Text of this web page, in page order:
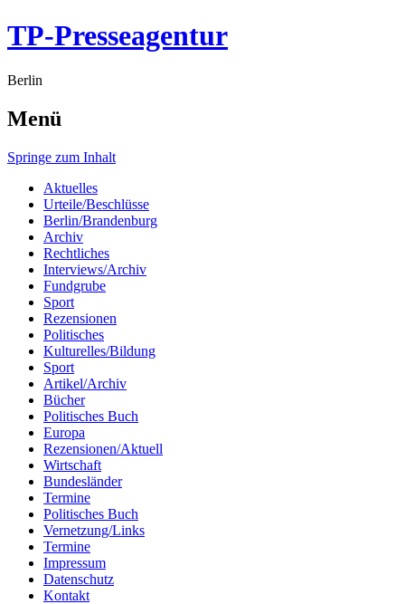
TP-Presseagentur
Berlin
Menü
Springe zum Inhalt
Aktuelles
Urteile/Beschlüsse
Berlin/Brandenburg
Archiv
Rechtliches
Interviews/Archiv
Fundgrube
Sport
Rezensionen
Politisches
Kulturelles/Bildung
Sport
Artikel/Archiv
Bücher
Politisches Buch
Europa
Rezensionen/Aktuell
Wirtschaft
Bundesländer
Termine
Politisches Buch
Vernetzung/Links
Termine
Impressum
Datenschutz
Kontakt